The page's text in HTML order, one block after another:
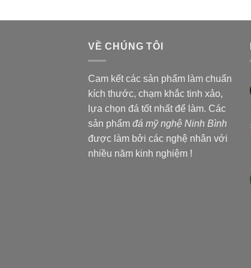
VỀ CHÚNG TÔI
Cam kết các sản phẩm làm chuẩn
kích thước, chạm khắc tinh xảo,
lựa chọn đá tốt nhất để làm. Các
sản phẩm đá mỹ nghệ Ninh Bình
được làm bởi các nghệ nhân với
nhiều năm kinh nghiệm !